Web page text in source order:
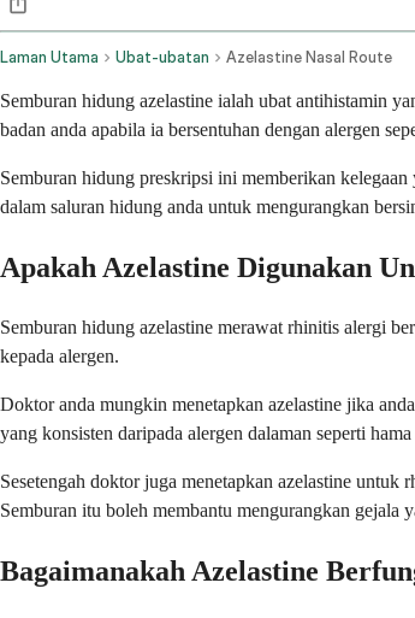
Laman Utama Ubat-ubatan Azelastine Nasal Route
Semburan hidung azelastine ialah ubat antihistamin
badan anda apabila ia bersentuhan dengan alergen
Semburan hidung preskripsi ini memberikan
dalam saluran hidung anda untuk mengurangkan
Apakah Azelastine Digunakan
Semburan hidung azelastine merawat rhinitis alergi
kepada alergen.
Doktor anda mungkin menetapkan azelastine jika
yang konsisten daripada alergen dalaman seperti
Sesetengah doktor juga menetapkan azelastine untuk
Semburan itu boleh membantu mengurangkan gejala
Bagaimanakah Azelastine